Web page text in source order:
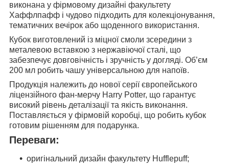
виконана у фірмовому дизайні факультету
Хаффлпафф і чудово підходить для колекціонування,
тематичних вечірок або щоденного використання.
Кубок виготовлений із міцної смоли зсередини з
металевою вставкою з нержавіючої сталі, що
забезпечує довговічність і зручність у догляді. Об’єм
200 мл робить чашу універсальною для напоїв.
Продукція належить до нової серії європейського
ліцензійного фан-мерчу Harry Potter, що гарантує
високий рівень деталізації та якість виконання.
Поставляється у фірмовій коробці, що робить кубок
готовим рішенням для подарунка.
Переваги:
оригінальний дизайн факультету Hufflepuff;